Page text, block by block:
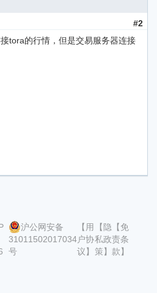
#2
tora的行情，但是交易服务器连接
沪公网安备
31011502017034
号
【用
户协
议】
【隐
私政
策】
【免
责条
款】